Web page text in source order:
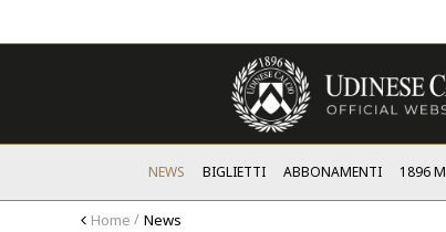
NEWS BIGLIETTI ABBONAMENTI 1896
Home News